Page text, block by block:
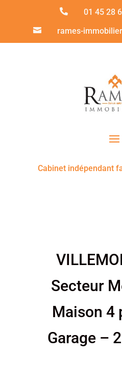
 01 45 28
 rames-
Cabinet indépendant
Secteur
Maison 4
Garage –